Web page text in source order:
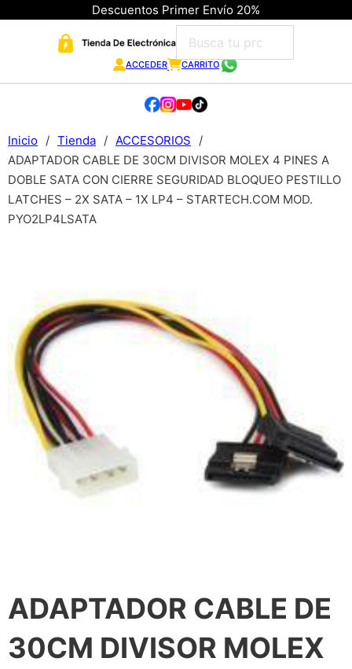
Descuentos Primer Envío 20%
ACCEDER CARRITO
Inicio / Tienda / ACCESORIOS
/
ADAPTADOR CABLE DE 30CM DIVISOR MOLEX 4 PINES A
DOBLE SATA CON CIERRE SEGURIDAD BLOQUEO PESTILLO
LATCHES – 2X SATA – 1X LP4 – STARTECH.COM MOD.
PYO2LP4LSATA
ADAPTADOR CABLE DE
30CM DIVISOR MOLEX